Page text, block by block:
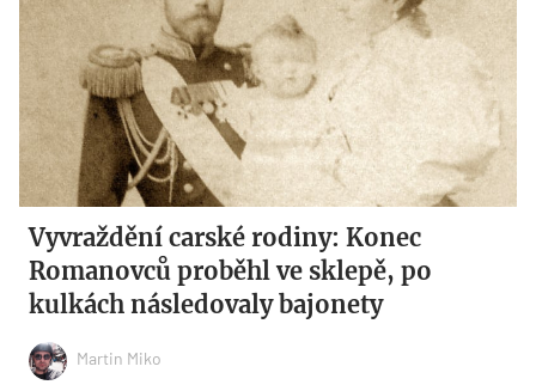
Vyvraždění carské rodiny: Konec
Romanovců proběhl ve sklepě, po
kulkách následovaly bajonety
Martin Miko